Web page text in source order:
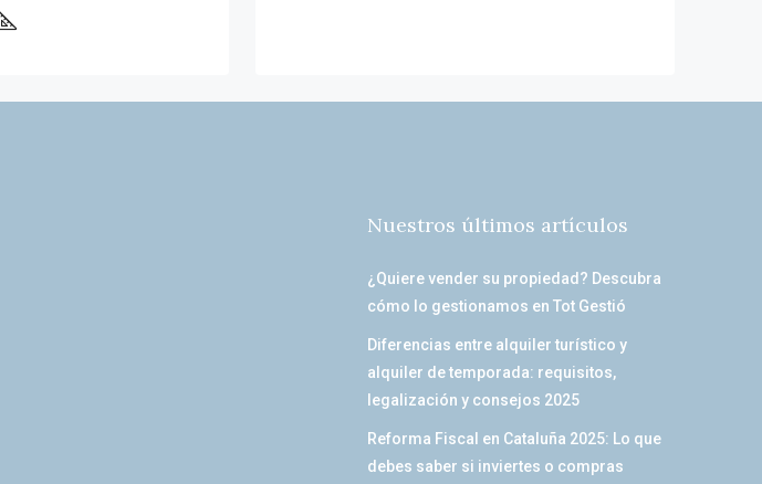
Nuestros últimos artículos
¿Quiere vender su propiedad? Descubra
cómo lo gestionamos en Tot Gestió
Diferencias entre alquiler turístico y
alquiler de temporada: requisitos,
legalización y consejos 2025
Reforma Fiscal en Cataluña 2025: Lo que
debes saber si inviertes o compras